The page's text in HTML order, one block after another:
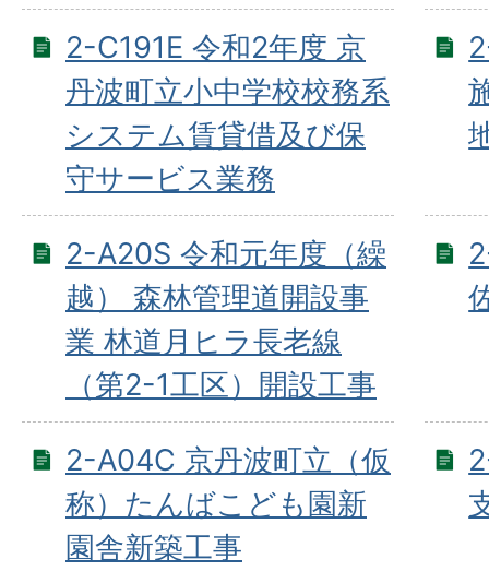
2-C191E 令和2年度 京
丹波町立小中学校校務系
システム賃貸借及び保
守サービス業務
2-A20S 令和元年度（繰
越） 森林管理道開設事
業 林道月ヒラ長老線
（第2-1工区）開設工事
2-A04C 京丹波町立（仮
称）たんばこども園新
園舎新築工事